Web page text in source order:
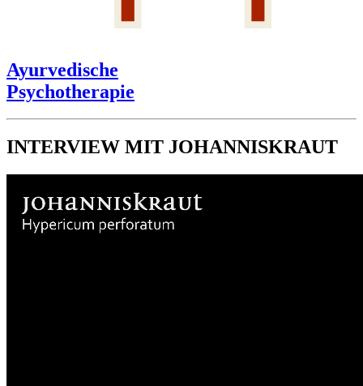
Ayurvedische
Psychotherapie
INTERVIEW MIT JOHANNISKRAUT